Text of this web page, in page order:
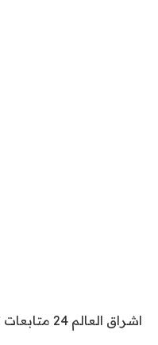
اشراق العالم 24 متابعات ثقافية: